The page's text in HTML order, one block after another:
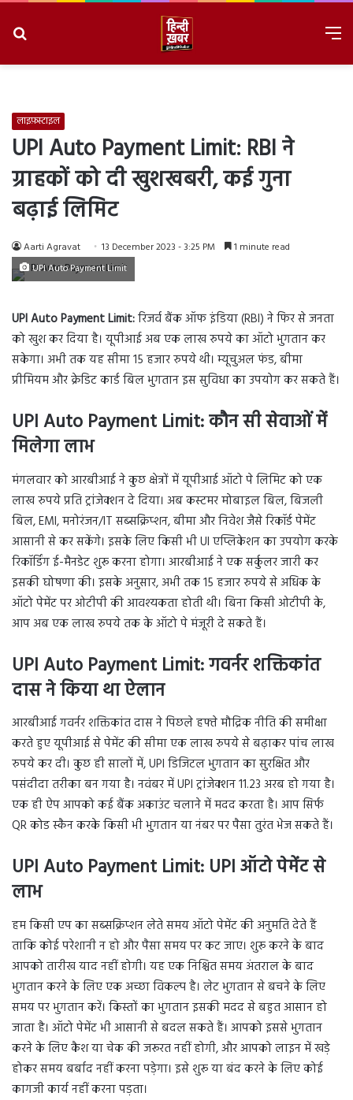
लाइफ़स्टाइल
UPI Auto Payment Limit: RBI ने
ग्राहकों को दी खुशखबरी, कई गुना
बढ़ाई लिमिट
Aarti Agravat 13 December 2023 - 3:25 PM 1 minute read
UPI Auto Payment Limit
UPI Auto Payment Limit:रिजर्व बैंक ऑफ इंडिया (RBI) ने फिर से जनता
को खुश कर दिया है। यूपीआई अब एक लाख रुपये का ऑटो भुगतान कर
सकेगा। अभी तक यह सीमा 15 हजार रुपये थी। म्यूचुअल फंड, बीमा
प्रीमियम और क्रेडिट कार्ड बिल भुगतान इस सुविधा का उपयोग कर सकते हैं।
UPI Auto Payment Limit: कौन सी सेवाओं में
मिलेगा लाभ
मंगलवार को आरबीआई ने कुछ क्षेत्रों में यूपीआई ऑटो पे लिमिट को एक
लाख रुपये प्रति ट्रांजेक्शन दे दिया। अब कस्टमर मोबाइल बिल, बिजली
बिल, EMI, मनोरंजन/IT सब्सक्रिप्शन, बीमा और निवेश जैसे रिकॉर्ड पेमेंट
आसानी से कर सकेंगे। इसके लिए किसी भी UI एप्लिकेशन का उपयोग करके
रिकॉर्डिंग ई-मैनडेट शुरू करना होगा। आरबीआई ने एक सर्कुलर जारी कर
इसकी घोषणा की। इसके अनुसार, अभी तक 15 हजार रुपये से अधिक के
ऑटो पेमेंट पर ओटीपी की आवश्यकता होती थी। बिना किसी ओटीपी के,
आप अब एक लाख रुपये तक के ऑटो पे मंजूरी दे सकते हैं।
UPI Auto Payment Limit: गवर्नर शक्तिकांत
दास ने किया था ऐलान
आरबीआई गवर्नर शक्तिकांत दास ने पिछले हफ्ते मौद्रिक नीति की समीक्षा
करते हुए यूपीआई से पेमेंट की सीमा एक लाख रुपये से बढ़ाकर पांच लाख
रुपये कर दी। कुछ ही सालों में, UPI डिजिटल भुगतान का सुरक्षित और
पसंदीदा तरीका बन गया है। नवंबर में UPI ट्रांजेक्शन 11.23 अरब हो गया है।
एक ही ऐप आपको कई बैंक अकाउंट चलाने में मदद करता है। आप सिर्फ
QR कोड स्कैन करके किसी भी भुगतान या नंबर पर पैसा तुरंत भेज सकते हैं।
UPI Auto Payment Limit: UPI ऑटो पेमेंट से
लाभ
हम किसी एप का सब्सक्रिप्शन लेते समय ऑटो पेमेंट की अनुमति देते हैं
ताकि कोई परेशानी न हो और पैसा समय पर कट जाए। शुरू करने के बाद
आपको तारीख याद नहीं होगी। यह एक निश्चित समय अंतराल के बाद
भुगतान करने के लिए एक अच्छा विकल्प है। लेट भुगतान से बचने के लिए
समय पर भुगतान करें। किस्तों का भुगतान इसकी मदद से बहुत आसान हो
जाता है। ऑटो पेमेंट भी आसानी से बदल सकते हैं। आपको इससे भुगतान
करने के लिए कैश या चेक की जरूरत नहीं होगी, और आपको लाइन में खड़े
होकर समय बर्बाद नहीं करना पड़ेगा। इसे शुरू या बंद करने के लिए कोई
कागजी कार्य नहीं करना पड़ता।